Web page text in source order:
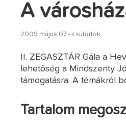
A
2009 május 07 - csütörtök
II. ZEGASZTÁR Gála a
lehetőség a Mindszenty
támogatásra. A témákról
Tartalom